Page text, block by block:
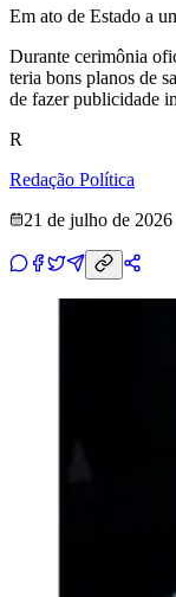
Em ato de Estado a
Durante cerimônia
teria bons planos de
de fazer publicidade
R
Redação Política
21 de julho de 2026